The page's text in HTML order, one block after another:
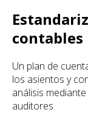
contables
Un plan de
los asientos y
análisis
auditores.